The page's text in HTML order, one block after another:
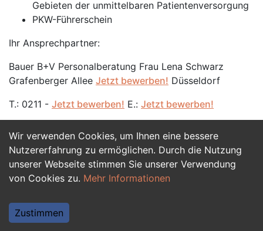
Wir verwenden Cookies, um Ihnen eine bessere
Nutzererfahrung zu ermöglichen. Durch die Nutzung
unserer Webseite stimmen Sie unserer Verwendung
von Cookies zu. Mehr Informationen
Zustimmen
Gebieten der unmittelbaren Patientenversorgung
PKW-Führerschein
Ihr Ansprechpartner:
Bauer B+V Personalberatung Frau Lena Schwarz
Grafenberger Allee Jetzt bewerben! Düsseldorf
T.: 0211 - Jetzt bewerben! E.: Jetzt bewerben!
Jetzt Bewerben